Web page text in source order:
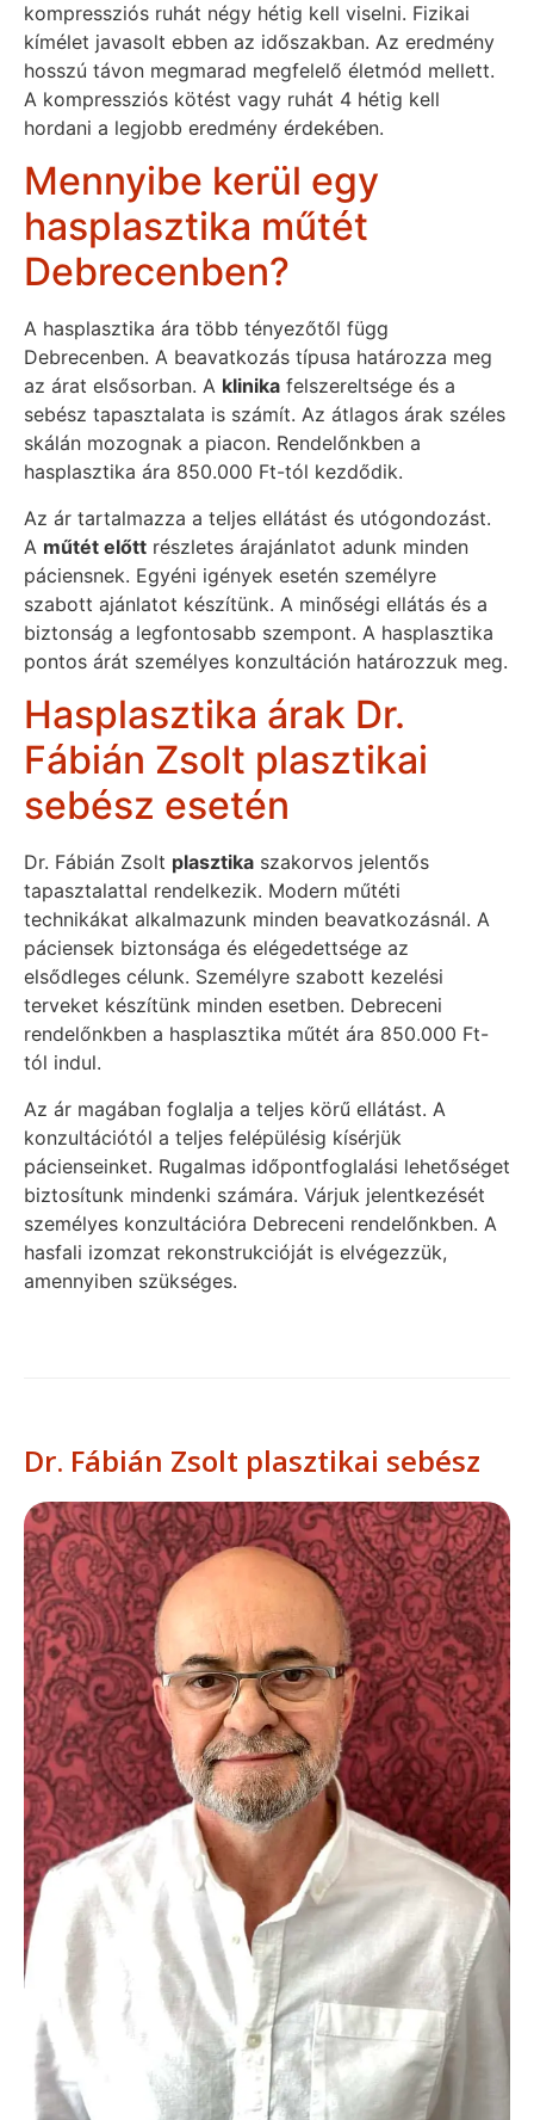
kompressziós ruhát négy hétig kell viselni. Fizikai
kímélet javasolt ebben az időszakban. Az eredmény
hosszú távon megmarad megfelelő életmód mellett.
A kompressziós kötést vagy ruhát 4 hétig kell
hordani a legjobb eredmény érdekében.
Mennyibe kerül egy
hasplasztika műtét
Debrecenben?
A hasplasztika ára több tényezőtől függ
Debrecenben. A beavatkozás típusa határozza meg
az árat elsősorban. A klinika felszereltsége és a
sebész tapasztalata is számít. Az átlagos árak széles
skálán mozognak a piacon. Rendelőnkben a
hasplasztika ára 850.000 Ft-tól kezdődik.
Az ár tartalmazza a teljes ellátást és utógondozást.
A műtét előtt részletes árajánlatot adunk minden
páciensnek. Egyéni igények esetén személyre
szabott ajánlatot készítünk. A minőségi ellátás és a
biztonság a legfontosabb szempont. A hasplasztika
pontos árát személyes konzultáción határozzuk meg.
Hasplasztika árak Dr.
Fábián Zsolt plasztikai
sebész esetén
Dr. Fábián Zsolt plasztika szakorvos jelentős
tapasztalattal rendelkezik. Modern műtéti
technikákat alkalmazunk minden beavatkozásnál. A
páciensek biztonsága és elégedettsége az
elsődleges célunk. Személyre szabott kezelési
terveket készítünk minden esetben. Debreceni
rendelőnkben a hasplasztika műtét ára 850.000 Ft-
tól indul.
Az ár magában foglalja a teljes körű ellátást. A
konzultációtól a teljes felépülésig kísérjük
pácienseinket. Rugalmas időpontfoglalási lehetőséget
biztosítunk mindenki számára. Várjuk jelentkezését
személyes konzultációra Debreceni rendelőnkben. A
hasfali izomzat rekonstrukcióját is elvégezzük,
amennyiben szükséges.
Dr. Fábián Zsolt plasztikai sebész